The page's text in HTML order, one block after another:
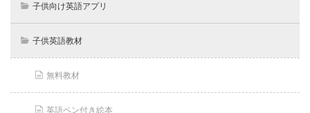
子供向け英語アプリ
子供英語教材
無料教材
英語ペン付き絵本